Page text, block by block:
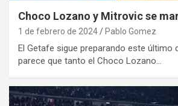
Choco Lozano y Mitrovic se
1 de febrero de 2024 Pablo Gomez
El Getafe sigue preparando este último
parece que tanto el Choco Lozano…